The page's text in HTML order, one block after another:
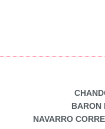
BARON
NAVARRO